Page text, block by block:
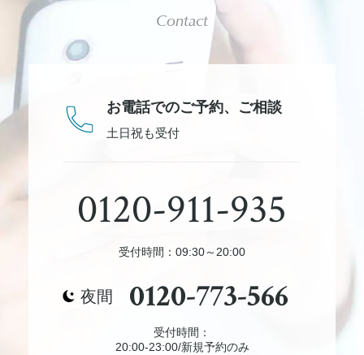
Contact
お電話でのご予約、 ご相談
土日祝も受付
0120-911-935
受付時間：09:30～20:00
夜間 0120-773-566
受付時間：
20:00-23:00/新規予約のみ